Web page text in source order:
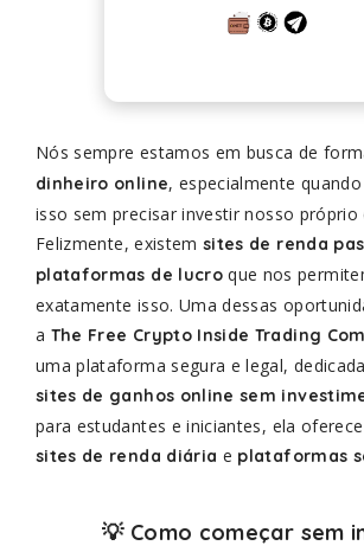
Nós sempre estamos em busca de
dinheiro online, especialmente
isso sem precisar investir nosso próprio
Felizmente, existem sites de renda
plataformas de lucro que nos
exatamente isso. Uma dessas
a The Free Crypto Inside Trading
uma plataforma segura e legal,
sites de ganhos online sem
para estudantes e iniciantes, ela
sites de renda diária e plataformas
💡 Como começar sem